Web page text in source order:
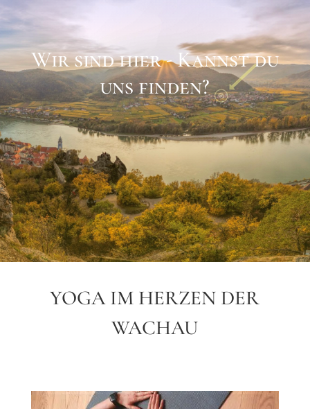
Wir sind hier - Kannst du
uns finden?
YOGA IM HERZEN DER
WACHAU